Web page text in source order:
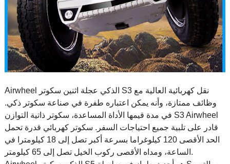
Airwheel الذكي عجلة اثنين سكوتر S3 نقل كهربائية العالية مع
وظائف ممتازة، وأنه يمكن اعتباره طفرة في صناعة سكوتر ذكي.
في مدة قيمها الأداة المساعدة، سكوتر ذاتية التوازن S3 Airwheel
قادر على تلبية جميع احتياجات السفر. سكوتر كهربائي قدرة تحمل
الحد الأقصى 120 كيلوغراما بسرعة أكبر تصل إلى 18 كيلومترا في
الساعة، ومداه الأقصى ركوب الخيل تصل إلى 65 كيلومتر.